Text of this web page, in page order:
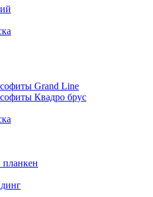
Grand Line
Квадро брус